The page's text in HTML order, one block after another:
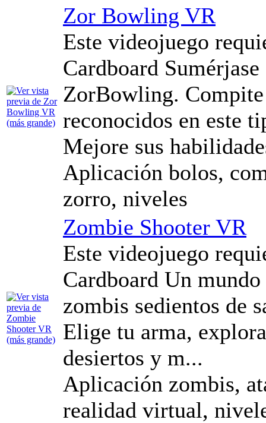
Zor Bowling VR
Este videojuego
Cardboard
ZorBowling. Compite
reconocidos en este
Mejore sus
Aplicación bolos,
zorro, niveles
Zombie Shooter VR
Este videojuego
Cardboard Un
zombis sedientos de
Elige tu arma,
desiertos y m...
Aplicación zombis,
realidad virtual,